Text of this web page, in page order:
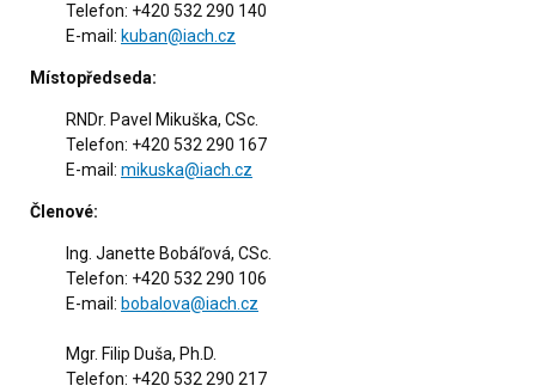
Telefon: +420 532 290 140
E-mail: kuban@iach.cz
Místopředseda:
RNDr. Pavel Mikuška, CSc.
Telefon: +420 532 290 167
E-mail: mikuska@iach.cz
Členové:
Ing. Janette Bobáľová, CSc.
Telefon: +420 532 290 106
E-mail: bobalova@iach.cz
Mgr. Filip Duša, Ph.D.
Telefon: +420 532 290 217